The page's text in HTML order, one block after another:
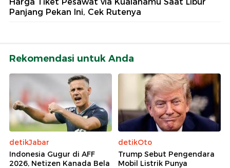
Panjang Pekan Ini, Cek Rutenya
Rekomendasi untuk Anda
detikJabar
Indonesia Gugur di AFF
2026, Netizen Kanada Bela
detikOto
Trump Sebut Pengendara
Mobil Listrik Punya